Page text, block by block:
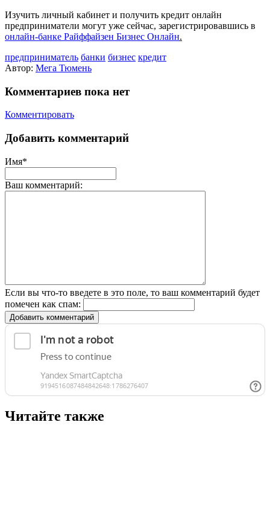
Изучить личный кабинет и получить кредит онлайн
предприниматели могут уже сейчас, зарегистрировавшись в
онлайн-банке Райффайзен Бизнес Онлайн.
предприниматель банки бизнес кредит
Автор: Мега Тюмень
Комментариев пока нет
Комментировать
Добавить комментарий
Имя*
Ваш комментарий:
Если вы что-то введете в это поле, то ваш комментарий будет
помечен как спам:
Добавить комментарий
Читайте также